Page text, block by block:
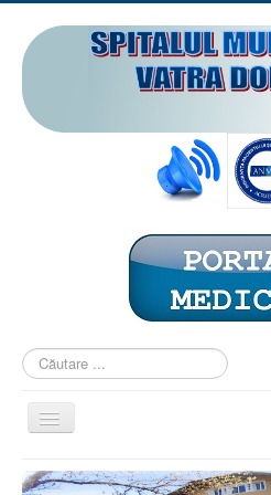
Căutare
...
Comută
navigarea
PREZENTARE